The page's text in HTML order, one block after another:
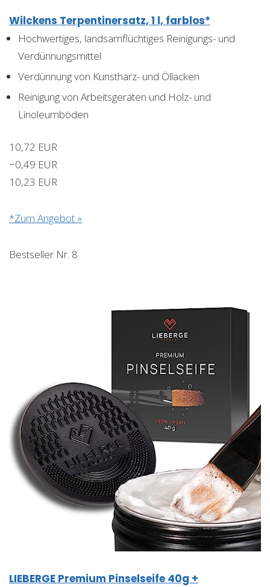
Wilckens Terpentinersatz, 1 l, farblos*
Hochwertiges, landsamflüchtiges Reinigungs- und
Verdünnungsmittel
Verdünnung von Kunstharz- und Öllacken
Reinigung von Arbeitsgeräten und Holz- und
Linoleumböden
10,72 EUR
−0,49 EUR
10,23 EUR
*Zum Angebot »
Bestseller Nr. 8
LIEBERGE Premium Pinselseife 40g +